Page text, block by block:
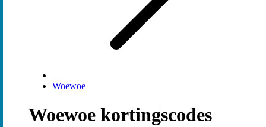
Woewoe
Woewoe kortingscodes